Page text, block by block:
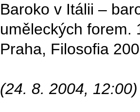
Baroko v Itálii –
uměleckých forem.
Praha, Filosofia
(24. 8. 2004, 12:00)